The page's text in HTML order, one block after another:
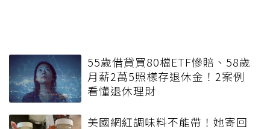
55歲借貸買80檔ETF慘賠、58歲
月薪2萬5照樣存退休金！2案例
看懂退休理財
美國網紅調味料不能帶！她寄回